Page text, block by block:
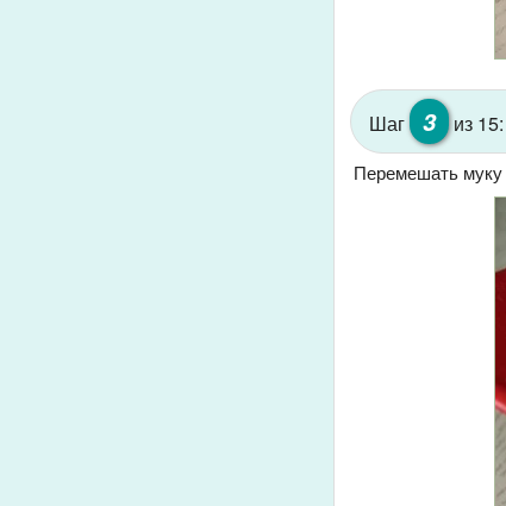
Шаг 3 из 15:
Перемешать муку